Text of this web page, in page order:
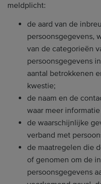
meldplicht:
de aard van de
persoonsgegevens,
van de categorieën
persoonsgegevens
aantal betrokkenen
kwestie;
de naam en de
waar meer
de waarschijnlijke
verband met
de maatregelen die
of genomen om de
persoonsgegevens